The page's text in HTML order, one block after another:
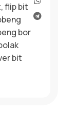
,flip bit
bor
bit